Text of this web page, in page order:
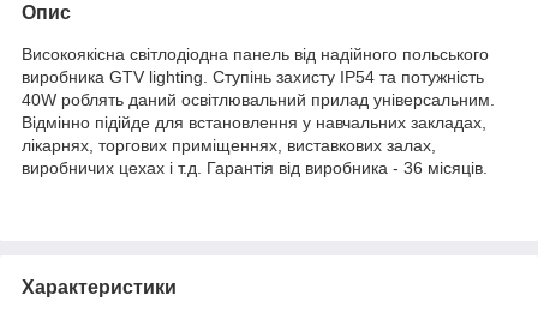
Опис
Високоякісна світлодіодна панель від надійного польського
виробника GTV lighting. Ступінь захисту ІР54 та потужність
40W роблять даний освітлювальний прилад універсальним.
Відмінно підійде для встановлення у навчальних закладах,
лікарнях, торгових приміщеннях, виставкових залах,
виробничих цехах і т.д. Гарантія від виробника - 36 місяців.
Характеристики